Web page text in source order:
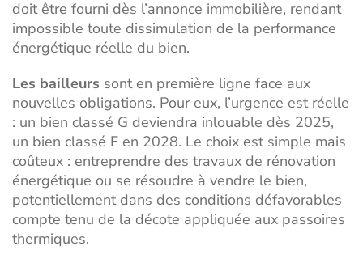
doit être fourni dès l’annonce immobilière, rendant
impossible toute dissimulation de la performance
énergétique réelle du bien.
Les bailleurs sont en première ligne face aux
nouvelles obligations. Pour eux, l’urgence est réelle
: un bien classé G deviendra inlouable dès 2025,
un bien classé F en 2028. Le choix est simple mais
coûteux : entreprendre des travaux de rénovation
énergétique ou se résoudre à vendre le bien,
potentiellement dans des conditions défavorables
compte tenu de la décote appliquée aux passoires
thermiques.